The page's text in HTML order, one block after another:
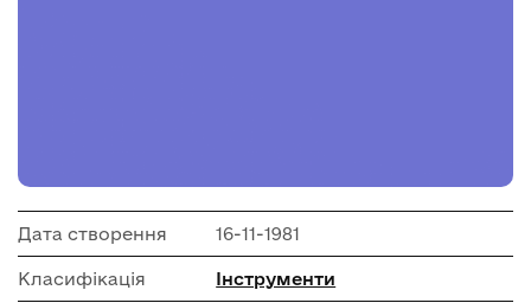
Дата створення 16-11-1981
Класифікація Інструменти